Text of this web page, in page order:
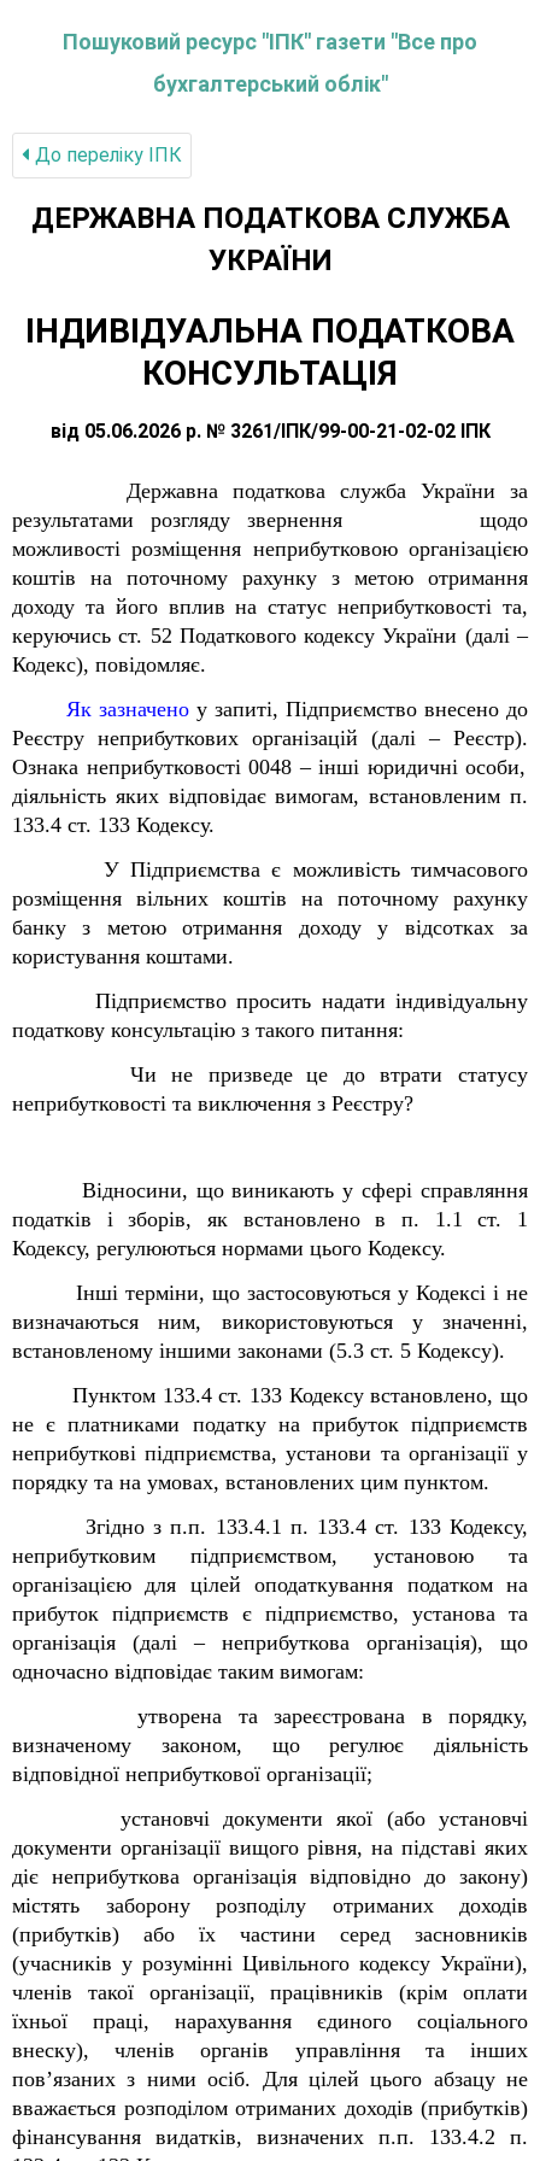
Пошуковий ресурс "ІПК" газети "Все про
бухгалтерський облік"
До переліку IПК
ДЕРЖАВНА ПОДАТКОВА СЛУЖБА
УКРАЇНИ
ІНДИВІДУАЛЬНА ПОДАТКОВА
КОНСУЛЬТАЦІЯ
від 05.06.2026 р. № 3261/ІПК/99-00-21-02-02 ІПК
Державна податкова служба України за
результатами розгляду звернення щодо
можливостірозміщення неприбутковою організацією
коштів на поточному рахунку з метою отримання
доходу та його вплив на статус неприбутковості та,
керуючись ст. 52 Податкового кодексу України (далі –
Кодекс), повідомляє.
Як зазначено у запиті, Підприємство внесено до
Реєстру неприбуткових організацій (далі – Реєстр).
Ознака неприбутковості 0048 – інші юридичні особи,
діяльність яких відповідає вимогам, встановленим п.
133.4 ст. 133 Кодексу.
У Підприємства є можливість тимчасового
розміщення вільних коштів на поточному рахунку
банку з метою отримання доходу у відсотках за
користування коштами.
Підприємствопросить надати індивідуальну
податкову консультацію з такого питання:
Чине призведе це до втрати статусу
неприбутковості та виключення з Реєстру?
Відносини, що виникають у сфері справляння
податків і зборів, як встановлено в п. 1.1 ст. 1
Кодексу, регулюються нормами цього Кодексу.
Інші терміни, що застосовуються у Кодексі і не
визначаються ним, використовуються у значенні,
встановленому іншими законами (5.3 ст. 5 Кодексу).
Пунктом 133.4 ст. 133 Кодексу встановлено, що
не є платниками податку на прибуток підприємств
неприбуткові підприємства, установи та організації у
порядку та на умовах, встановлених цим пунктом.
Згідно з п.п. 133.4.1 п. 133.4 ст. 133 Кодексу,
неприбутковим підприємством, установою та
організацією для цілей оподаткування податком на
прибуток підприємств є підприємство, установа та
організація (далі – неприбуткова організація), що
одночасно відповідає таким вимогам:
утворена та зареєстрована в порядку,
визначеному законом, що регулює діяльність
відповідної неприбуткової організації;
установчі документи якої (або установчі
документи організації вищого рівня, на підставі яких
діє неприбуткова організація відповідно до закону)
містять заборону розподілу отриманих доходів
(прибутків) або їх частини серед засновників
(учасників у розумінні Цивільного кодексу України),
членів такої організації, працівників (крім оплати
їхньої праці, нарахування єдиного соціального
внеску), членів органів управління та інших
пов’язаних з ними осіб. Для цілей цього абзацу не
вважається розподілом отриманих доходів (прибутків)
фінансування видатків, визначених п.п. 133.4.2 п.